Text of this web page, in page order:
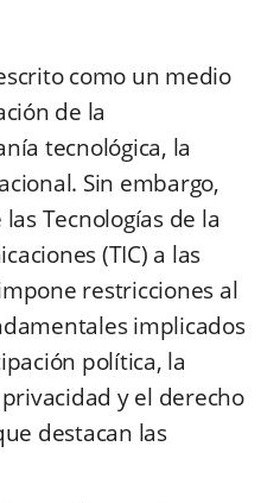
como un medio
de la
tecnológica, la
Sin embargo,
Tecnologías de la
(TIC) a las
restricciones al
implicados
política, la
y el derecho
destacan las